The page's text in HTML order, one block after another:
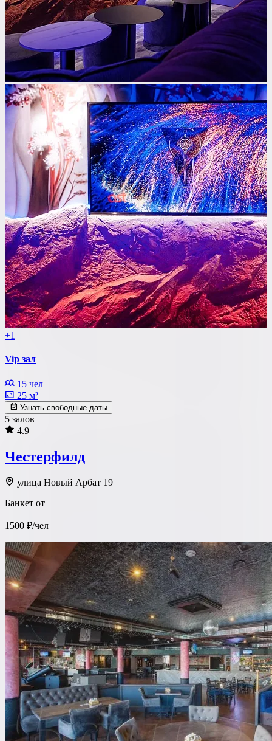
+1
Vip зал
15 чел
25 м²
Узнать свободные даты
5 залов
4.9
Честерфилд
улица Новый Арбат 19
Банкет от
1500 ₽/чел